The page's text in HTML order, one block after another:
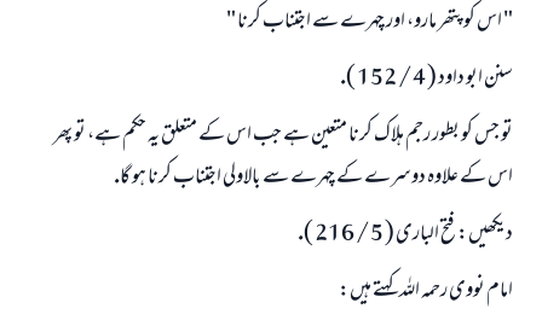
" اس كو پتھر مارو، اور چہرے سے اجتناب كرنا "
سنن ابو داود ( 4 / 152 ).
تو جس كو بطور رجم ہلاك كرنا متعين ہے جب اس كے متعلق يہ حكم ہے، تو پھر
اس كے علاوہ دوسرے كے چہرے سے بالاولى اجتناب كرنا ہو گا.
ديكھيں: فتح البارى ( 5 / 216 ).
امام نووى رحمہ اللہ كہتے ہيں: